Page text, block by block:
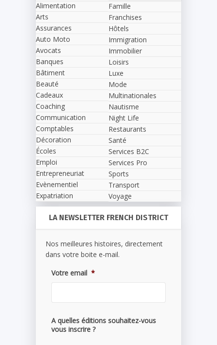
Alimentation
Arts
Assurances
Auto Moto
Avocats
Banques
Bâtiment
Beauté
Cadeaux
Coaching
Communication
Comptables
Décoration
Écoles
Emploi
Entrepreneuriat
Evènementiel
Expatriation
Famille
Franchises
Hôtels
Immigration
Immobilier
Loisirs
Luxe
Mode
Multinationales
Nautisme
Night Life
Restaurants
Santé
Services B2C
Services Pro
Sports
Transport
Voyage
LA NEWSLETTER FRENCH DISTRICT
Nos meilleures histoires, directement
dans votre boite e-mail.
Votre email *
A quelles éditions souhaitez-vous
vous inscrire ?